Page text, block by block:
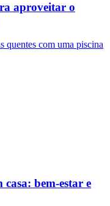
aproveitar o
quentes com uma piscina
bem-estar e